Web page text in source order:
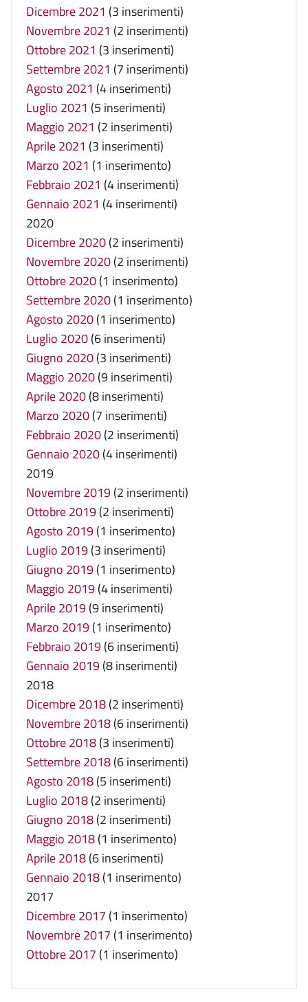
Dicembre 2021 (3 inserimenti)
Novembre 2021 (2 inserimenti)
Ottobre 2021 (3 inserimenti)
Settembre 2021 (7 inserimenti)
Agosto 2021 (4 inserimenti)
Luglio 2021 (5 inserimenti)
Maggio 2021 (2 inserimenti)
Aprile 2021 (3 inserimenti)
Marzo 2021 (1 inserimento)
Febbraio 2021 (4 inserimenti)
Gennaio 2021 (4 inserimenti)
2020
Dicembre 2020(2 inserimenti)
Novembre 2020(2 inserimenti)
Ottobre 2020(1 inserimento)
Settembre 2020(1 inserimento)
Agosto 2020(1 inserimento)
Luglio 2020(6 inserimenti)
Giugno 2020(3 inserimenti)
Maggio 2020(9 inserimenti)
Aprile 2020(8 inserimenti)
Marzo 2020(7 inserimenti)
Febbraio 2020(2 inserimenti)
Gennaio 2020(4 inserimenti)
2019
Novembre 2019(2 inserimenti)
Ottobre 2019(2 inserimenti)
Agosto 2019(1 inserimento)
Luglio 2019(3 inserimenti)
Giugno 2019(1 inserimento)
Maggio 2019(4 inserimenti)
Aprile 2019(9 inserimenti)
Marzo 2019(1 inserimento)
Febbraio 2019(6 inserimenti)
Gennaio 2019(8 inserimenti)
2018
Dicembre 2018(2 inserimenti)
Novembre 2018(6 inserimenti)
Ottobre 2018(3 inserimenti)
Settembre 2018(6 inserimenti)
Agosto 2018(5 inserimenti)
Luglio 2018(2 inserimenti)
Giugno 2018(2 inserimenti)
Maggio 2018(1 inserimento)
Aprile 2018(6 inserimenti)
Gennaio 2018(1 inserimento)
2017
Dicembre 2017 (1 inserimento)
Novembre 2017 (1 inserimento)
Ottobre 2017 (1 inserimento)